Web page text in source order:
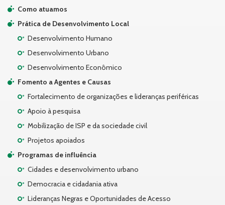
Como atuamos
Prática de Desenvolvimento Local
Desenvolvimento Humano
Desenvolvimento Urbano
Desenvolvimento Econômico
Fomento a Agentes e Causas
Fortalecimento de organizações e lideranças periféricas
Apoio à pesquisa
Mobilização de ISP e da sociedade civil
Projetos apoiados
Programas de influência
Cidades e desenvolvimento urbano
Democracia e cidadania ativa
Lideranças Negras e Oportunidades de Acesso